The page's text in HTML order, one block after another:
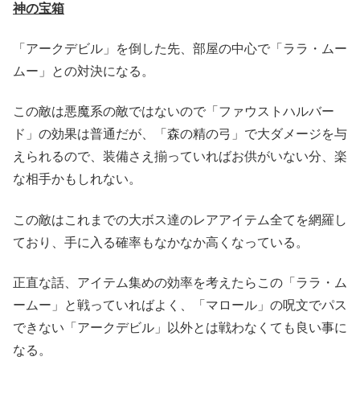
神の宝箱
「アークデビル」を倒した先、部屋の中心で「ララ・ムー
ムー」との対決になる。
この敵は悪魔系の敵ではないので「ファウストハルバー
ド」の効果は普通だが、「森の精の弓」で大ダメージを与
えられるので、装備さえ揃っていればお供がいない分、楽
な相手かもしれない。
この敵はこれまでの大ボス達のレアアイテム全てを網羅し
ており、手に入る確率もなかなか高くなっている。
正直な話、アイテム集めの効率を考えたらこの「ララ・ム
ームー」と戦っていればよく、「マロール」の呪文でパス
できない「アークデビル」以外とは戦わなくても良い事に
なる。